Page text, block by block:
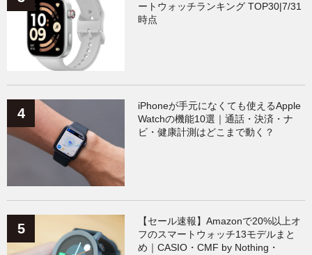
ートウォッチランキング TOP30|7/31
時点
iPhoneが手元になくても使えるApple
Watchの機能10選｜通話・決済・ナ
ビ・健康計測はどこまで動く？
【セール速報】Amazonで20%以上オ
フのスマートウォッチ13モデルまと
め｜CASIO・CMF by Nothing・